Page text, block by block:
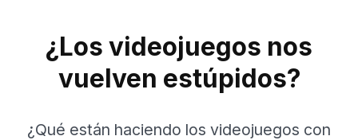
¿Los videojuegos nos
vuelven estúpidos?
¿Qué están haciendo los videojuegos con